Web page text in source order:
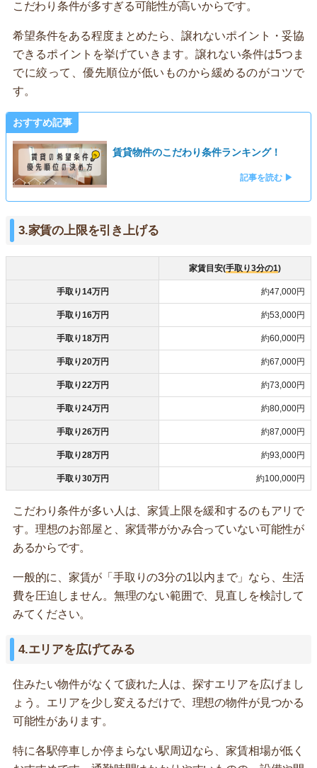
こだわり条件が多すぎる可能性が高いからです。
希望条件をある程度まとめたら、譲れないポイント・妥協
できるポイントを挙げていきます。譲れない条件は5つま
でに絞って、優先順位が低いものから緩めるのがコツで
す。
おすすめ記事
賃貸物件のこだわり条件ランキング！
記事を読む ▶
3.家賃の上限を引き上げる
家賃目安(手取り3分の1)
手取り14万円 約47,000円
手取り16万円 約53,000円
手取り18万円 約60,000円
手取り20万円 約67,000円
手取り22万円 約73,000円
手取り24万円 約80,000円
手取り26万円 約87,000円
手取り28万円 約93,000円
手取り30万円 約100,000円
こだわり条件が多い人は、家賃上限を緩和するのもアリで
す。理想のお部屋と、家賃帯がかみ合っていない可能性が
あるからです。
一般的に、家賃が「手取りの3分の1以内まで」なら、生活
費を圧迫しません。無理のない範囲で、見直しを検討して
みてください。
4.エリアを広げてみる
住みたい物件がなくて疲れた人は、探すエリアを広げまし
ょう。エリアを少し変えるだけで、理想の物件が見つかる
可能性があります。
特に各駅停車しか停まらない駅周辺なら、家賃相場が低く